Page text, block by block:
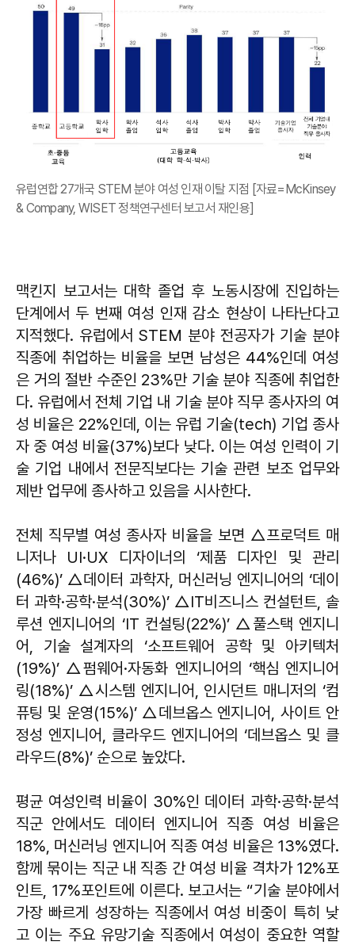
유럽연합 27개국 STEM 분야 여성 인재 이탈 지점 [자료=McKinsey
& Company, WISET 정책연구센터 보고서 재인용]
맥킨지 보고서는 대학 졸업 후 노동시장에 진입하는
단계에서 두 번째 여성 인재 감소 현상이 나타난다고
지적했다. 유럽에서 STEM 분야 전공자가 기술 분야
직종에 취업하는 비율을 보면 남성은 44%인데 여성
은 거의 절반 수준인 23%만 기술 분야 직종에 취업한
다. 유럽에서 전체 기업 내 기술 분야 직무 종사자의 여
성 비율은 22%인데, 이는 유럽 기술(tech) 기업 종사
자 중 여성 비율(37%)보다 낮다. 이는 여성 인력이 기
술 기업 내에서 전문직보다는 기술 관련 보조 업무와
제반 업무에 종사하고 있음을 시사한다.
전체 직무별 여성 종사자 비율을 보면 △프로덕트 매
니저나 UI·UX 디자이너의 ‘제품 디자인 및 관리
(46%)’ △데이터 과학자, 머신러닝 엔지니어의 ‘데이
터 과학·공학·분석(30%)’ △IT비즈니스 컨설턴트, 솔
루션 엔지니어의 ‘IT 컨설팅(22%)’ △풀스택 엔지니
어, 기술 설계자의 ‘소프트웨어 공학 및 아키텍처
(19%)’ △펌웨어·자동화 엔지니어의 ‘핵심 엔지니어
링(18%)’ △시스템 엔지니어, 인시던트 매니저의 ‘컴
퓨팅 및 운영(15%)’ △데브옵스 엔지니어, 사이트 안
정성 엔지니어, 클라우드 엔지니어의 ‘데브옵스 및 클
라우드(8%)’ 순으로 높았다.
평균 여성인력 비율이 30%인 데이터 과학·공학·분석
직군 안에서도 데이터 엔지니어 직종 여성 비율은
18%, 머신러닝 엔지니어 직종 여성 비율은 13%였다.
함께 묶이는 직군 내 직종 간 여성 비율 격차가 12%포
인트, 17%포인트에 이른다. 보고서는 “기술 분야에서
가장 빠르게 성장하는 직종에서 여성 비중이 특히 낮
고 이는 주요 유망기술 직종에서 여성이 중요한 역할